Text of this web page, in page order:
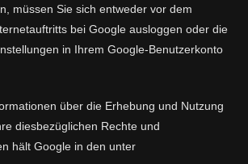
müssen Sie sich entweder vor dem
bei Google ausloggen oder die
in Ihrem Google-Benutzerkonto
über die Erhebung und Nutzung
diesbezüglichen Rechte und
hält Google in den unter